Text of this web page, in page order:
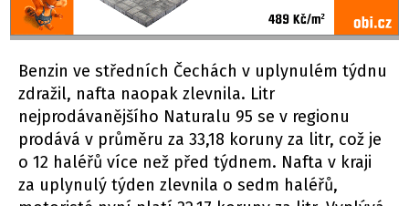
Benzin ve středních Čechách v uplynulém týdnu
zdražil, nafta naopak zlevnila. Litr
nejprodávanějšího Naturalu 95 se v regionu
prodává v průměru za 33,18 koruny za litr, což je
o 12 haléřů více než před týdnem. Nafta v kraji
za uplynulý týden zlevnila o sedm haléřů,